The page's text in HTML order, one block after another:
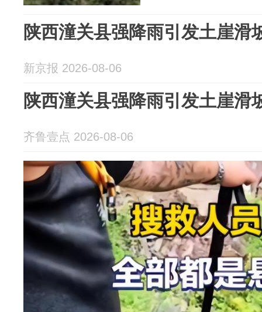
陕西潼关县强降雨引发土崖滑
新京报 2026-08-06
陕西潼关县强降雨引发土崖滑
齐鲁壹点 2026-08-06